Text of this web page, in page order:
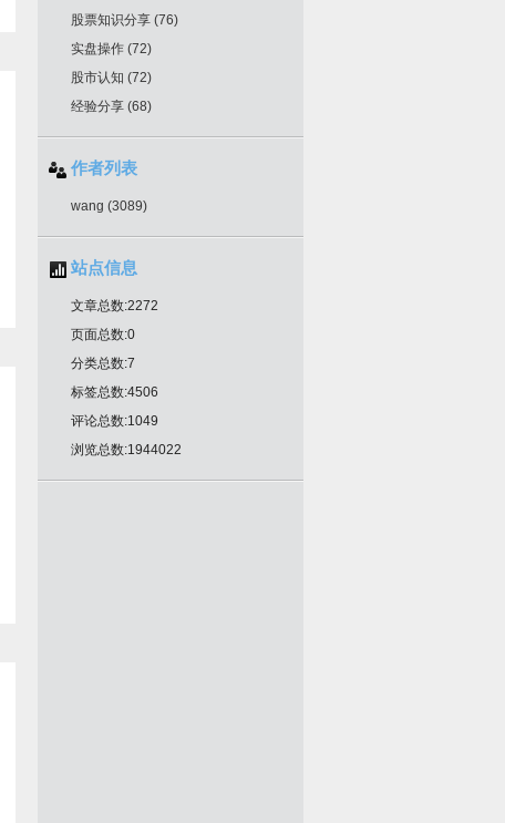
股票知识分享 (76)
实盘操作 (72)
股市认知 (72)
经验分享 (68)
作者列表
wang (3089)
站点信息
文章总数:2272
页面总数:0
分类总数:7
标签总数:4506
评论总数:1049
浏览总数:1944022